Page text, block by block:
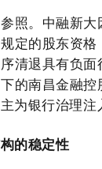
照。中融新
定的股东资
清退具有负
南昌金融控
为银行治理注
的稳定性